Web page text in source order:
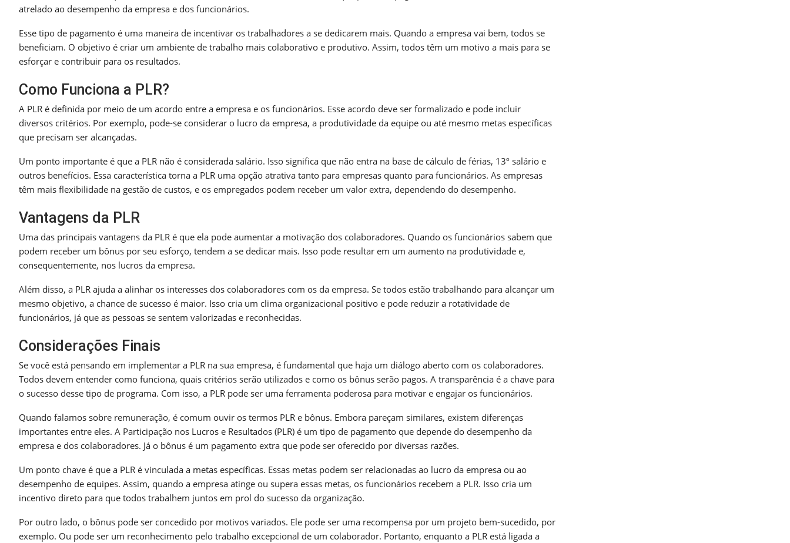
atrelado ao desempenho da empresa e dos funcionários.
Esse tipo de pagamento é uma maneira de incentivar os trabalhadores a se dedicarem mais. Quando a empresa vai bem, todos se
beneficiam. O objetivo é criar um ambiente de trabalho mais colaborativo e produtivo. Assim, todos têm um motivo a mais para se
esforçar e contribuir para os resultados.
Como Funciona a PLR?
A PLR é definida por meio de um acordo entre a empresa e os funcionários. Esse acordo deve ser formalizado e pode incluir
diversos critérios. Por exemplo, pode-se considerar o lucro da empresa, a produtividade da equipe ou até mesmo metas específicas
que precisam ser alcançadas.
Um ponto importante é que a PLR não é considerada salário. Isso significa que não entra na base de cálculo de férias, 13º salário e
outros benefícios. Essa característica torna a PLR uma opção atrativa tanto para empresas quanto para funcionários. As empresas
têm mais flexibilidade na gestão de custos, e os empregados podem receber um valor extra, dependendo do desempenho.
Vantagens da PLR
Uma das principais vantagens da PLR é que ela pode aumentar a motivação dos colaboradores. Quando os funcionários sabem que
podem receber um bônus por seu esforço, tendem a se dedicar mais. Isso pode resultar em um aumento na produtividade e,
consequentemente, nos lucros da empresa.
Além disso, a PLR ajuda a alinhar os interesses dos colaboradores com os da empresa. Se todos estão trabalhando para alcançar um
mesmo objetivo, a chance de sucesso é maior. Isso cria um clima organizacional positivo e pode reduzir a rotatividade de
funcionários, já que as pessoas se sentem valorizadas e reconhecidas.
Considerações Finais
Se você está pensando em implementar a PLR na sua empresa, é fundamental que haja um diálogo aberto com os colaboradores.
Todos devem entender como funciona, quais critérios serão utilizados e como os bônus serão pagos. A transparência é a chave para
o sucesso desse tipo de programa. Com isso, a PLR pode ser uma ferramenta poderosa para motivar e engajar os funcionários.
Quando falamos sobre remuneração, é comum ouvir os termos PLR e bônus. Embora pareçam similares, existem diferenças
importantes entre eles. A Participação nos Lucros e Resultados (PLR) é um tipo de pagamento que depende do desempenho da
empresa e dos colaboradores. Já o bônus é um pagamento extra que pode ser oferecido por diversas razões.
Um ponto chave é que a PLR é vinculada a metas específicas. Essas metas podem ser relacionadas ao lucro da empresa ou ao
desempenho de equipes. Assim, quando a empresa atinge ou supera essas metas, os funcionários recebem a PLR. Isso cria um
incentivo direto para que todos trabalhem juntos em prol do sucesso da organização.
Por outro lado, o bônus pode ser concedido por motivos variados. Ele pode ser uma recompensa por um projeto bem-sucedido, por
exemplo. Ou pode ser um reconhecimento pelo trabalho excepcional de um colaborador. Portanto, enquanto a PLR está ligada a